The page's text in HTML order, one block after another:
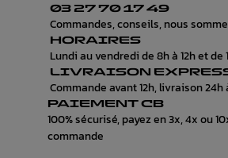
03 27 70 17 49
Commandes, conseils, nous
HORAIRES
Lundi au vendredi de 8h à 12h et de
LIVRAISON
Commande avant 12h, livraison 24h
PAIEMENT CB
100% sécurisé, payez en 3x, 4x ou
commande